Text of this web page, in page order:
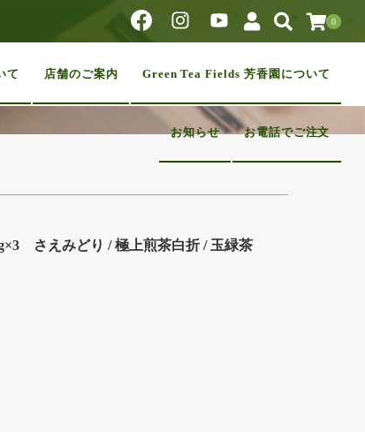
0
て 店舗のご案内 Green Tea Fields 芳香園について
お知らせ お電話でご注文
さえみどり / 極上煎茶白折 / 玉緑茶